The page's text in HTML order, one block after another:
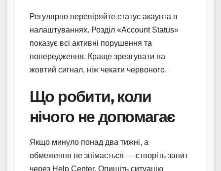
Регулярно перевіряйте статус акаунта в
налаштуваннях. Розділ «Account Status»
показує всі активні порушення та
попередження. Краще зреагувати на
жовтий сигнал, ніж чекати червоного.
Що робити, коли
нічого не допомагає
Якщо минуло понад два тижні, а
обмеження не знімається — створіть запит
через Help Center. Опишіть ситуацію